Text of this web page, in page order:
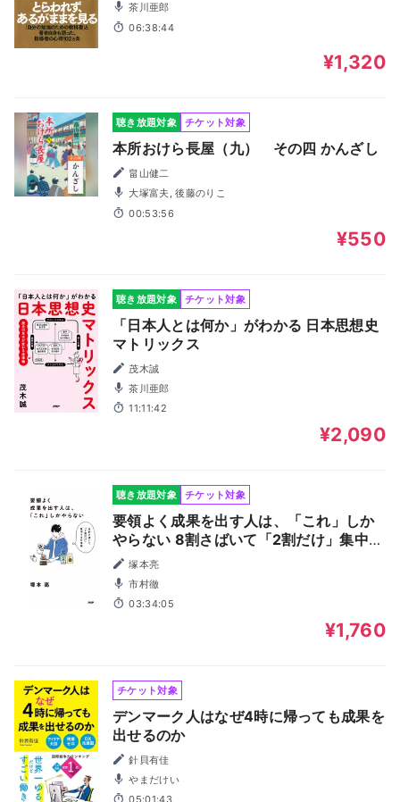
茶川亜郎
06:38:44
¥1,320
聴き放題対象 チケット対象
本所おけら長屋（九） その四 かんざし
畠山健二
大塚富夫, 後藤のりこ
00:53:56
¥550
聴き放題対象 チケット対象
「日本人とは何か」がわかる 日本思想史
マトリックス
茂木誠
茶川亜郎
11:11:42
¥2,090
聴き放題対象 チケット対象
要領よく成果を出す人は、「これ」しか
やらない 8割さばいて「2割だけ」集中す
る仕事術
塚本亮
市村徹
03:34:05
¥1,760
チケット対象
デンマーク人はなぜ4時に帰っても成果を
出せるのか
針貝有佳
やまだけい